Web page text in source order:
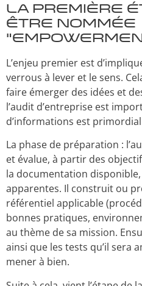
La première
être nommée
L’enjeu premier est
verrous à lever et le sens.
faire émerger des idées et
l’audit d’entreprise est
d’informations est
La phase de préparation :
et évalue, à partir des
la documentation
apparentes. Il construit ou
référentiel applicable
bonnes pratiques,
au thème de sa mission.
ainsi que les tests qu’il sera
mener à bien.